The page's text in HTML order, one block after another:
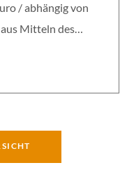
/ abhängig von
Mitteln des
0,53 Prozent
sich zu